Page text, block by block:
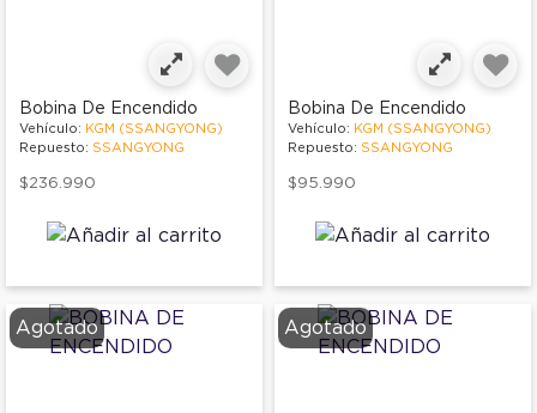
Bobina De Encendido
Vehículo: KGM (SSANGYONG)
Repuesto: SSANGYONG
$236.990
Bobina De Encendido
Vehículo: KGM (SSANGYONG)
Repuesto: SSANGYONG
$95.990
Agotado Agotado